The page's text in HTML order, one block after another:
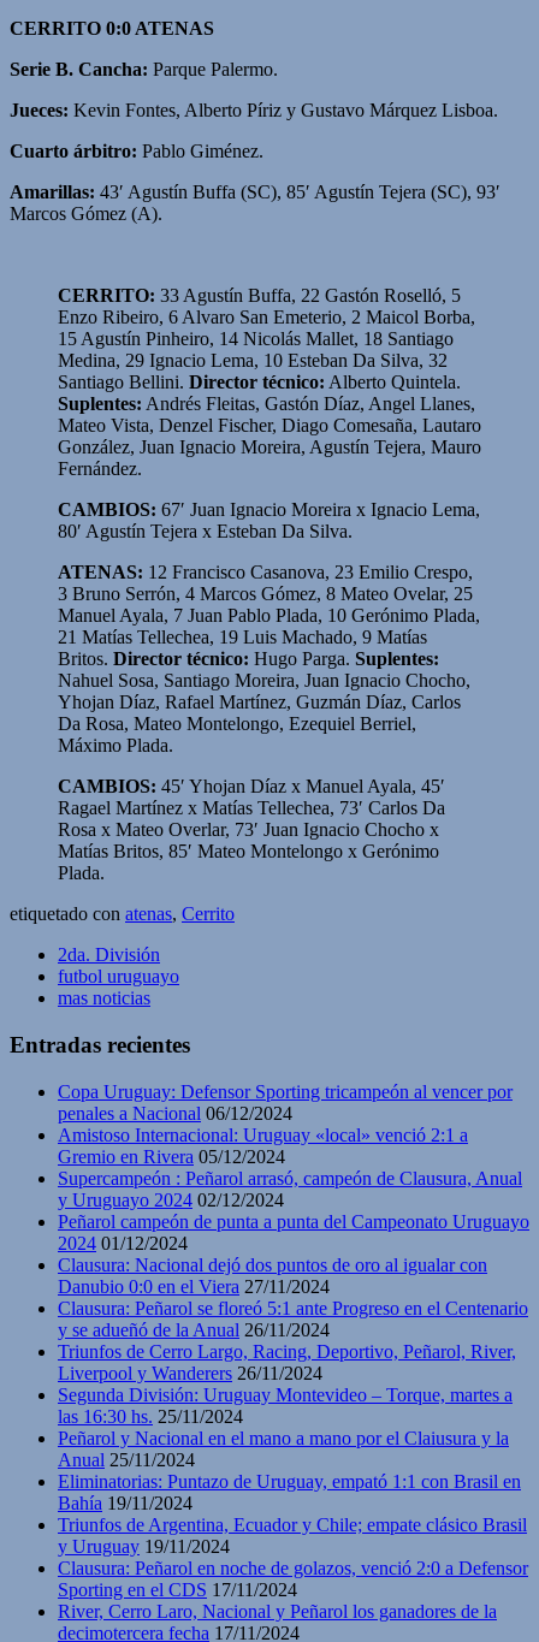
CERRITO 0:0 ATENAS
Serie B. Cancha: Parque Palermo.
Jueces: Kevin Fontes, Alberto Píriz y Gustavo Márquez Lisboa.
Cuarto árbitro: Pablo Giménez.
Amarillas: 43′ Agustín Buffa (SC), 85′ Agustín Tejera (SC), 93′
Marcos Gómez (A).
CERRITO: 33 Agustín Buffa, 22 Gastón Roselló, 5
Enzo Ribeiro, 6 Alvaro San Emeterio, 2 Maicol Borba,
15 Agustín Pinheiro, 14 Nicolás Mallet, 18 Santiago
Medina, 29 Ignacio Lema, 10 Esteban Da Silva, 32
Santiago Bellini. Director técnico: Alberto Quintela.
Suplentes: Andrés Fleitas, Gastón Díaz, Angel Llanes,
Mateo Vista, Denzel Fischer, Diago Comesaña, Lautaro
González, Juan Ignacio Moreira, Agustín Tejera, Mauro
Fernández.
CAMBIOS: 67′ Juan Ignacio Moreira x Ignacio Lema,
80′ Agustín Tejera x Esteban Da Silva.
ATENAS: 12 Francisco Casanova, 23 Emilio Crespo,
3 Bruno Serrón, 4 Marcos Gómez, 8 Mateo Ovelar, 25
Manuel Ayala, 7 Juan Pablo Plada, 10 Gerónimo Plada,
21 Matías Tellechea, 19 Luis Machado, 9 Matías
Britos. Director técnico: Hugo Parga. Suplentes:
Nahuel Sosa, Santiago Moreira, Juan Ignacio Chocho,
Yhojan Díaz, Rafael Martínez, Guzmán Díaz, Carlos
Da Rosa, Mateo Montelongo, Ezequiel Berriel,
Máximo Plada.
CAMBIOS: 45′ Yhojan Díaz x Manuel Ayala, 45′
Ragael Martínez x Matías Tellechea, 73′ Carlos Da
Rosa x Mateo Overlar, 73′ Juan Ignacio Chocho x
Matías Britos, 85′ Mateo Montelongo x Gerónimo
Plada.
etiquetado con atenas, Cerrito
2da. División
futbol uruguayo
mas noticias
Entradas recientes
Copa Uruguay: Defensor Sporting tricampeón al vencer por
penales a Nacional 06/12/2024
Amistoso Internacional: Uruguay «local» venció 2:1 a
Gremio en Rivera 05/12/2024
Supercampeón : Peñarol arrasó, campeón de Clausura, Anual
y Uruguayo 2024 02/12/2024
Peñarol campeón de punta a punta del Campeonato Uruguayo
2024 01/12/2024
Clausura: Nacional dejó dos puntos de oro al igualar con
Danubio 0:0 en el Viera 27/11/2024
Clausura: Peñarol se floreó 5:1 ante Progreso en el Centenario
y se adueñó de la Anual 26/11/2024
Triunfos de Cerro Largo, Racing, Deportivo, Peñarol, River,
Liverpool y Wanderers 26/11/2024
Segunda División: Uruguay Montevideo – Torque, martes a
las 16:30 hs. 25/11/2024
Peñarol y Nacional en el mano a mano por el Claiusura y la
Anual 25/11/2024
Eliminatorias: Puntazo de Uruguay, empató 1:1 con Brasil en
Bahía 19/11/2024
Triunfos de Argentina, Ecuador y Chile; empate clásico Brasil
y Uruguay 19/11/2024
Clausura: Peñarol en noche de golazos, venció 2:0 a Defensor
Sporting en el CDS 17/11/2024
River, Cerro Laro, Nacional y Peñarol los ganadores de la
decimotercera fecha 17/11/2024